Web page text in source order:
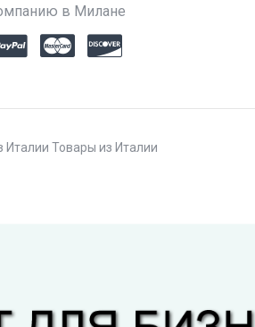
в Милане
Италии Товары из Италии